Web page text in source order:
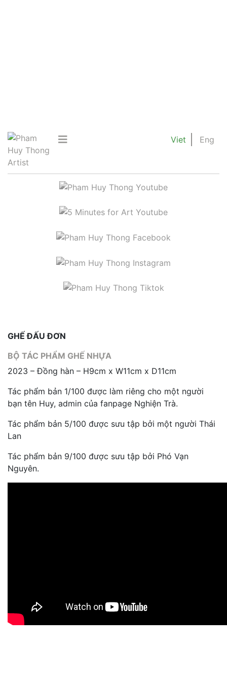
Viet Eng
GHẾ ĐẤU ĐƠN
BỘ TÁC PHẨM GHẾ NHỰA
2023 – Đồng hàn – H9cm x W11cm x D11cm
Tác phẩm bản 1/100 được làm riêng cho một người
bạn tên Huy, admin của fanpage Nghiện Trà.
Tác phẩm bản 5/100 được sưu tập bởi một người Thái
Lan
Tác phẩm bản 9/100 được sưu tập bởi Phó Vạn
Nguyên.